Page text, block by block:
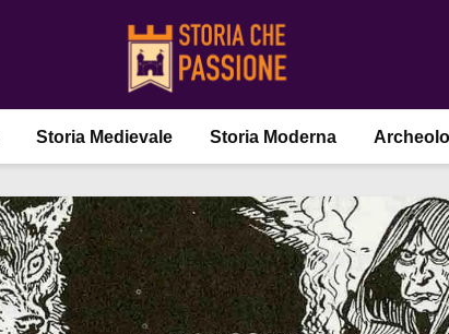
Storia Medievale Storia Moderna